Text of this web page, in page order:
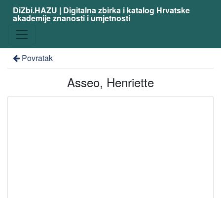
DiZbi.HAZU | Digitalna zbirka i katalog Hrvatske
akademije znanosti i umjetnosti
Povratak
Asseo, Henriette